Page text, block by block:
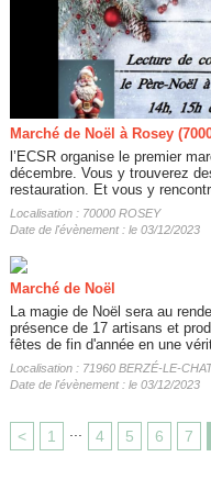
Marché de Noël à Rosey
l’ECSR organise le premier
décembre. Vous y trouverez
restauration. Et vous y
Localisation : 70000 ROSEY
Date de l'évènement : le 03/12/2023
Marché de Noël
La magie de Noël sera au
présence de 17 artisans et
fêtes de fin d'année en une
Localisation : 71960 BERZÉ-LE-
Date de l'évènement : le 03/12/2023
< 1 4 5 6 7